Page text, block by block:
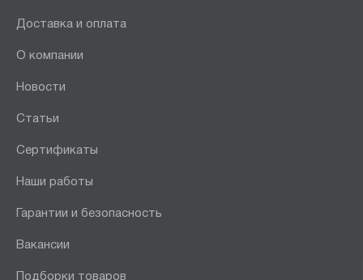
Доставка и оплата
О компании
Новости
Статьи
Сертификаты
Наши работы
Гарантии и безопасность
Вакансии
Подборки товаров